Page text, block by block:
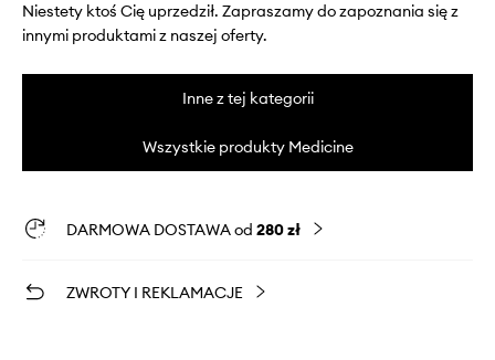
Niestety ktoś Cię uprzedził. Zapraszamy do zapoznania się z
innymi produktami z naszej oferty.
Inne z tej kategorii
Wszystkie produkty Medicine
DARMOWA DOSTAWA od 280 zł
ZWROTY I REKLAMACJE